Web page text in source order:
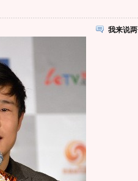
我来说